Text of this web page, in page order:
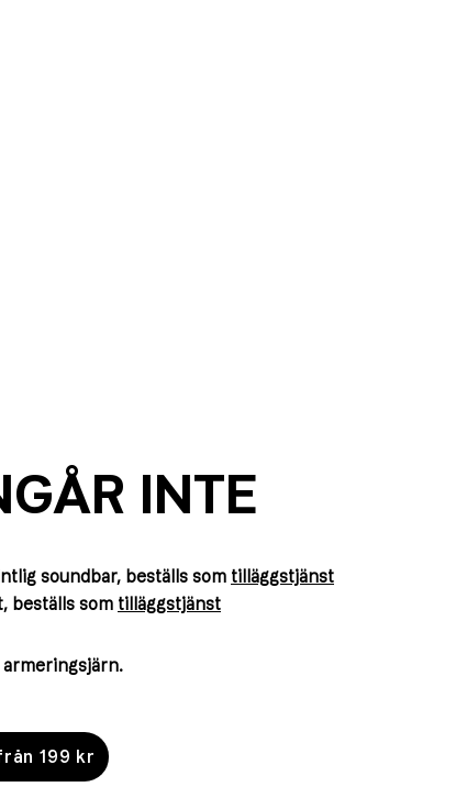
INTE
soundbar, beställs som tilläggstjänst
beställs som tilläggstjänst
199 kr